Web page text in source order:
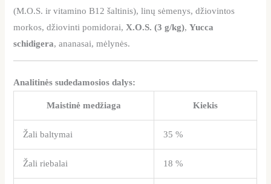
(M.O.S. ir vitamino B12 šaltinis), linų sėmenys, džiovintos
morkos, džiovinti pomidorai,X.O.S. (3 g/kg),Yucca
schidigera, ananasai, mėlynės.
Analitinės sudedamosios dalys:
Maistinė medžiaga Kiekis
Žali baltymai 35 %
Žali riebalai 18 %